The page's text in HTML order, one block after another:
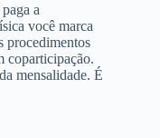
a
você marca
procedimentos
coparticipação.
mensalidade. É